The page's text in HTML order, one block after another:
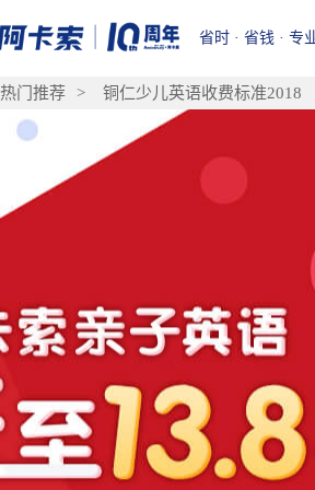
省时 · 省钱 · 专
热门推荐 > 铜仁少儿英语收费标准2018